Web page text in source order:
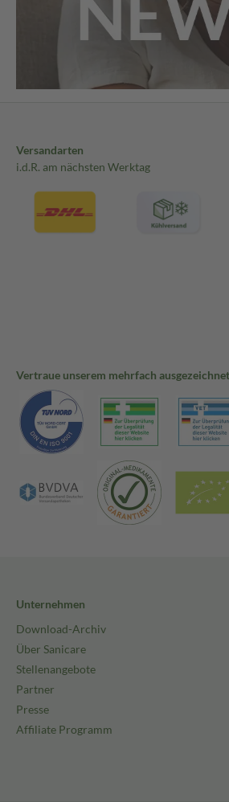
Versandarten
i.d.R. am nächsten Werktag
Vertraue unserem mehrfach
Unternehmen
Download-Archiv
Über Sanicare
Stellenangebote
Partner
Presse
Affiliate Programm